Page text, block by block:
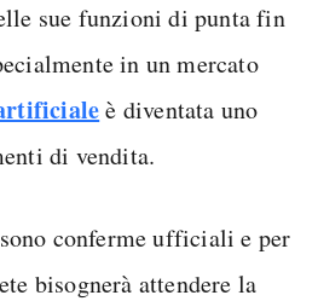
sue funzioni di punta fin
in un mercato
è diventata uno
di vendita.
conferme ufficiali e per
bisognerà attendere la